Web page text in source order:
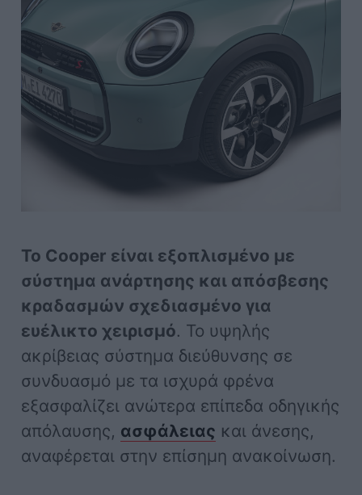
Το Cooper είναι εξοπλισμένο με
σύστημα ανάρτησης και απόσβεσης
κραδασμών σχεδιασμένο για
ευέλικτο χειρισμό. Το υψηλής
ακρίβειας σύστημα διεύθυνσης σε
συνδυασμό με τα ισχυρά φρένα
εξασφαλίζει ανώτερα επίπεδα οδηγικής
απόλαυσης, ασφάλειας και άνεσης,
αναφέρεται στην επίσημη ανακοίνωση.